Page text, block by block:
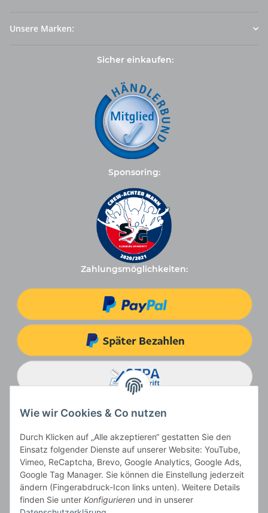
Unsere Marken:
Sicher einkaufen:
Sponsoring:
Zahlungsmöglichkeiten:
Vertrag widerrufen
Wie wir Cookies & Co nutzen
Durch Klicken auf „Alle akzeptieren“ gestatten Sie den
Einsatz folgender Dienste auf unserer Website: YouTube,
Vimeo, ReCaptcha, Brevo, Google Analytics, Google Ads,
Google Tag Manager. Sie können die Einstellung jederzeit
ändern (Fingerabdruck-Icon links unten). Weitere Details
finden Sie unter Konfigurieren und in unserer